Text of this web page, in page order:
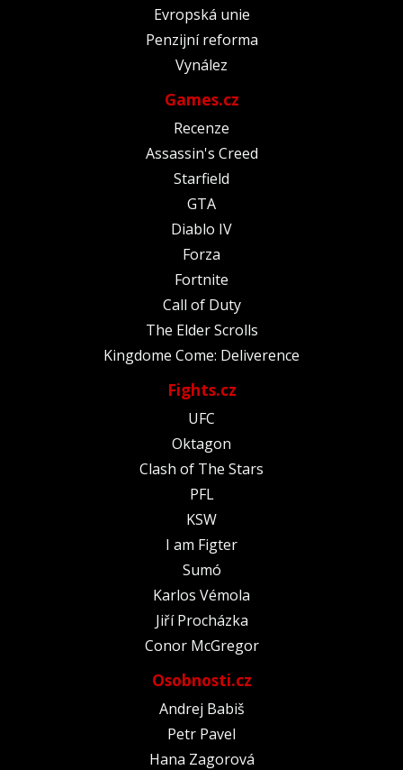
Evropská unie
Penzijní reforma
Vynález
Games.cz
Recenze
Assassin's Creed
Starfield
GTA
Diablo IV
Forza
Fortnite
Call of Duty
The Elder Scrolls
Kingdome Come: Deliverence
Fights.cz
UFC
Oktagon
Clash of The Stars
PFL
KSW
I am Figter
Sumó
Karlos Vémola
Jiří Procházka
Conor McGregor
Osobnosti.cz
Andrej Babiš
Petr Pavel
Hana Zagorová